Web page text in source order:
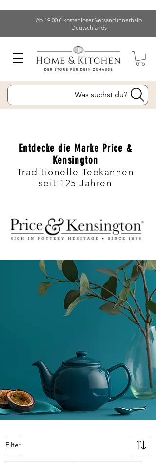
Ab 19.00 € kostenloser Versand innerhalb
Deutschlands
Was suchst du?
Entdecke die Marke Price &
Kensington
Traditionelle Teekannen
seit 125 Jahren
Filter